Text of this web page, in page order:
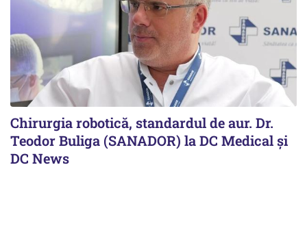
Chirurgia robotică, standardul de aur. Dr.
Teodor Buliga (SANADOR) la DC Medical și
DC News